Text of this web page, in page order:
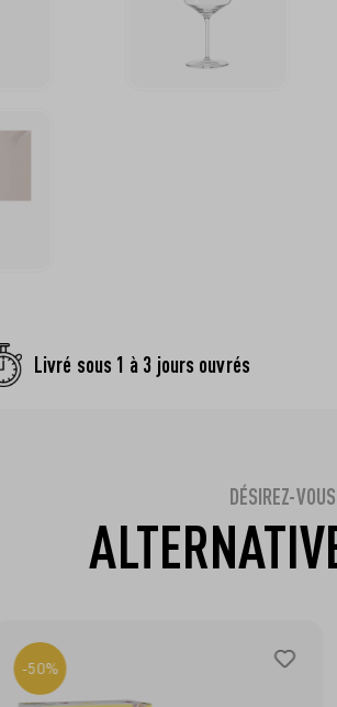
Livré sous 1 à 3 jours ouvrés
DÉSIREZ-
-50%